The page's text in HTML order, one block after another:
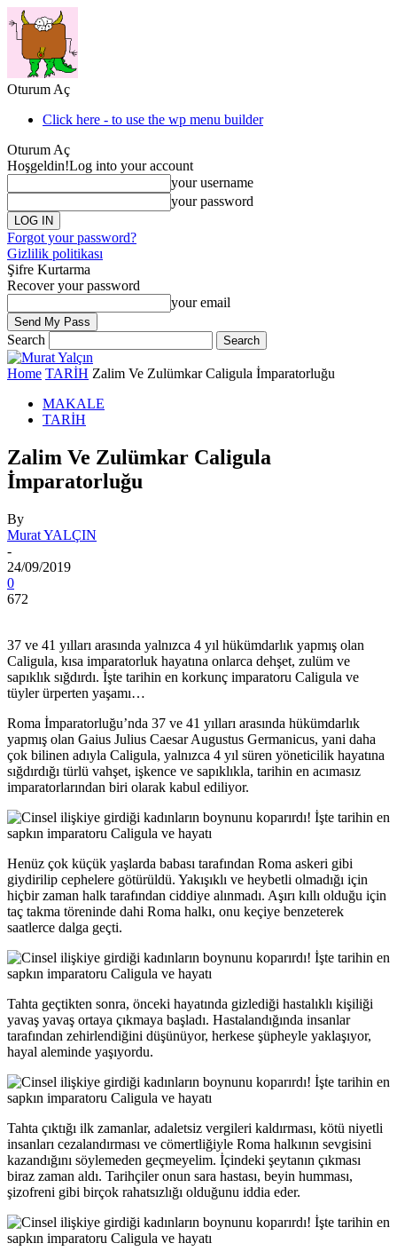
Oturum Aç
Click here - to use the wp menu builder
Oturum Aç
Hoşgeldin!Log into your account
your username
your password
Forgot your password?
Gizlilik politikası
Şifre Kurtarma
Recover your password
your email
Search
Home TARİH Zalim Ve Zulümkar Caligula İmparatorluğu
MAKALE
TARİH
Zalim Ve Zulümkar Caligula
İmparatorluğu
By
Murat YALÇIN
-
24/09/2019
0
672
37 ve 41 yılları arasında yalnızca 4 yıl hükümdarlık yapmış olan
Caligula, kısa imparatorluk hayatına onlarca dehşet, zulüm ve
sapıklık sığdırdı. İşte tarihin en korkunç imparatoru Caligula ve
tüyler ürperten yaşamı…
Roma İmparatorluğu’nda 37 ve 41 yılları arasında hükümdarlık
yapmış olan Gaius Julius Caesar Augustus Germanicus, yani daha
çok bilinen adıyla Caligula, yalnızca 4 yıl süren yöneticilik hayatına
sığdırdığı türlü vahşet, işkence ve sapıklıkla, tarihin en acımasız
imparatorlarından biri olarak kabul ediliyor.
Henüz çok küçük yaşlarda babası tarafından Roma askeri gibi
giydirilip cephelere götürüldü. Yakışıklı ve heybetli olmadığı için
hiçbir zaman halk tarafından ciddiye alınmadı. Aşırı kıllı olduğu için
taç takma töreninde dahi Roma halkı, onu keçiye benzeterek
saatlerce dalga geçti.
Tahta geçtikten sonra, önceki hayatında gizlediği hastalıklı kişiliği
yavaş yavaş ortaya çıkmaya başladı. Hastalandığında insanlar
tarafından zehirlendiğini düşünüyor, herkese şüpheyle yaklaşıyor,
hayal aleminde yaşıyordu.
Tahta çıktığı ilk zamanlar, adaletsiz vergileri kaldırması, kötü niyetli
insanları cezalandırması ve cömertliğiyle Roma halkının sevgisini
kazandığını söylemeden geçmeyelim. İçindeki şeytanın çıkması
biraz zaman aldı. Tarihçiler onun sara hastası, beyin humması,
şizofreni gibi birçok rahatsızlığı olduğunu iddia eder.